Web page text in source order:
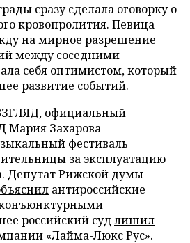
сразу сделала оговорку о
кровопролития. Певица
на мирное разрешение
между соседними
себя оптимистом, который
развитие событий.
официальный
Мария Захарова
фестиваль
за эксплуатацию
Депутат Рижской думы
антироссийские
российский суд лишил
«Лайма-Люкс Рус».